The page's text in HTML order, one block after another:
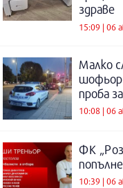
здраве
15:09 | 06
Малко
шофьор
проба
10:08 | 06
ФК
10:39 | 06